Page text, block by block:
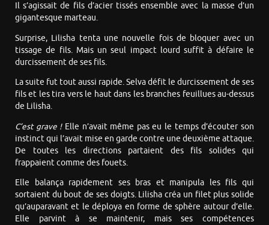
Il s’agissait de fils d’acier tissés ensemble avec la masse d’un
gigantesque marteau.
Surprise, Lilisha tenta une nouvelle fois de bloquer avec un
tissage de fils. Mais un seul impact lourd suffit à défaire le
durcissement de ses fils.
La suite fut tout aussi rapide. Selva défit le durcissement de ses
fils et les tira vers le haut dans les branches feuillues au-dessus
de Lilisha.
C’est grave !Elle n’avait même pas eu le temps d’écouter son
instinct qui l’avait mise en garde contre une deuxième attaque.
De toutes les directions partaient des fils solides qui
frappaient comme des fouets.
Elle balança rapidement ses bras et manipula les fils qui
sortaient du bout de ses doigts. Lilisha créa un filet plus solide
qu’auparavant et le déploya en forme de sphère autour d’elle.
Elle parvint à se maintenir, mais ses compétences